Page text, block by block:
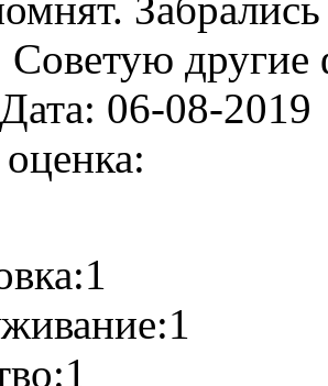
Советую
Дата: 06-08-2019
1
1
1